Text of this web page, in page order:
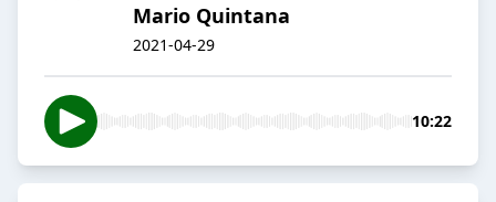
Mario Quintana
2021-04-29
10:22